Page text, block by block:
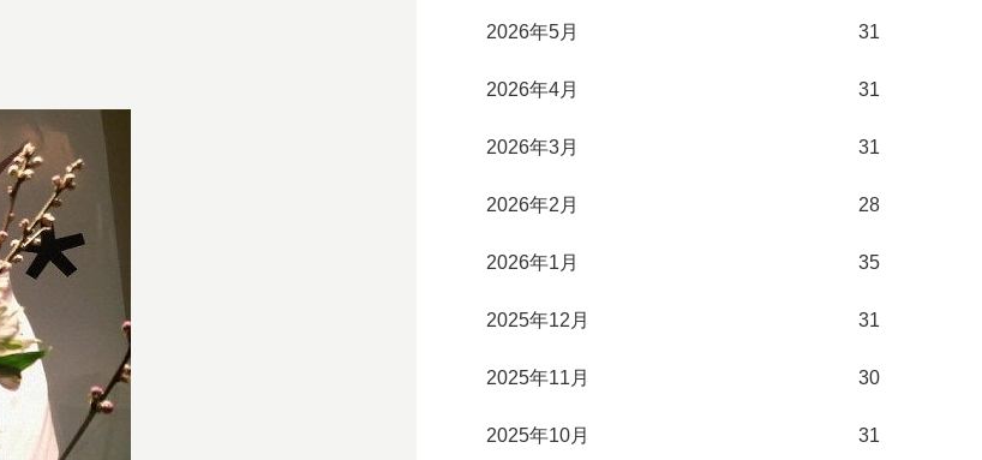
2026年5月 31
2026年4月 31
2026年3月 31
2026年2月 28
2026年1月 35
2025年12月 31
2025年11月 30
2025年10月 31